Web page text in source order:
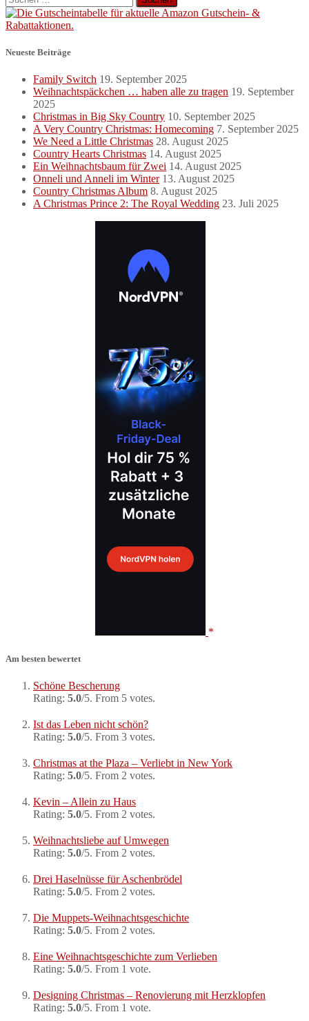
nach:
Neueste Beiträge
Family Switch 19. September 2025
Weihnachtspäckchen … haben alle zu tragen 19. September
2025
Christmas in Big Sky Country 10. September 2025
A Very Country Christmas: Homecoming 7. September 2025
We Need a Little Christmas 28. August 2025
Country Hearts Christmas 14. August 2025
Ein Weihnachtsbaum für Zwei 14. August 2025
Onneli und Anneli im Winter 13. August 2025
Country Christmas Album 8. August 2025
A Christmas Prince 2: The Royal Wedding 23. Juli 2025
Am besten bewertet
Schöne Bescherung
Rating: 5.0/5. From 5 votes.
Ist das Leben nicht schön?
Rating: 5.0/5. From 3 votes.
Christmas at the Plaza – Verliebt in New York
Rating: 5.0/5. From 2 votes.
Kevin – Allein zu Haus
Rating: 5.0/5. From 2 votes.
Weihnachtsliebe auf Umwegen
Rating: 5.0/5. From 2 votes.
Drei Haselnüsse für Aschenbrödel
Rating: 5.0/5. From 2 votes.
Die Muppets-Weihnachtsgeschichte
Rating: 5.0/5. From 2 votes.
Eine Weihnachtsgeschichte zum Verlieben
Rating: 5.0/5. From 1 vote.
Designing Christmas – Renovierung mit Herzklopfen
Rating: 5.0/5. From 1 vote.